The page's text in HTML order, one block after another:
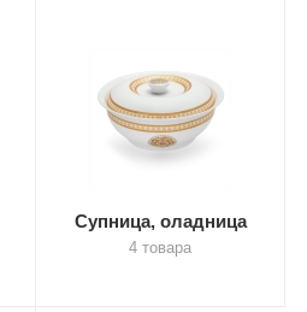
Супница, оладница
4 товара